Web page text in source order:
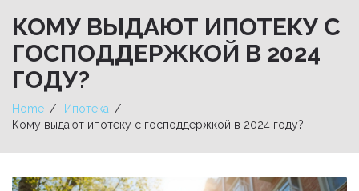
КОМУ ВЫДАЮТ ИПОТЕКУ С
ГОСПОДДЕРЖКОЙ В 2024
ГОДУ?
Home
Ипотека
Кому выдают ипотеку с господдержкой в 2024 году?